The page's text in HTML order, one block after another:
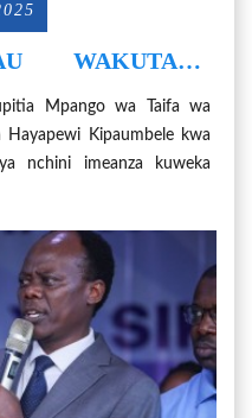
WAKUTANA
HAYAPEWI
Mpango wa Taifa wa
Kipaumbele kwa
nchini imeanza kuweka